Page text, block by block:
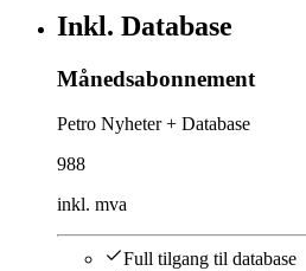
Inkl. Database
Månedsabonnement
Petro Nyheter + Database
988
inkl. mva
Full tilgang til database